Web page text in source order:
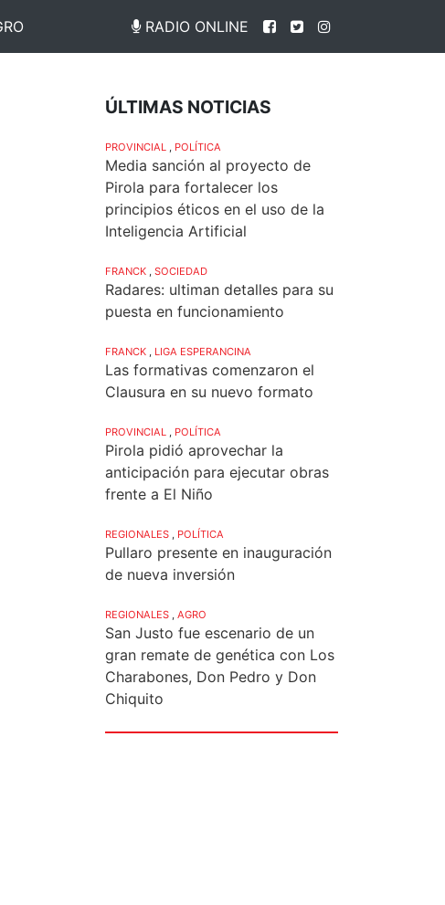
RADIO ONLINE
ÚLTIMAS NOTICIAS
PROVINCIAL POLÍTICA
Media sanción al proyecto de
Pirola para fortalecer los
principios éticos en el uso de la
Inteligencia Artificial
FRANCK SOCIEDAD
Radares: ultiman detalles para su
puesta en funcionamiento
FRANCK LIGA ESPERANCINA
Las formativas comenzaron el
Clausura en su nuevo formato
PROVINCIAL POLÍTICA
Pirola pidió aprovechar la
anticipación para ejecutar obras
frente a El Niño
REGIONALES POLÍTICA
Pullaro presente en inauguración
de nueva inversión
REGIONALES AGRO
San Justo fue escenario de un
gran remate de genética con Los
Charabones, Don Pedro y Don
Chiquito